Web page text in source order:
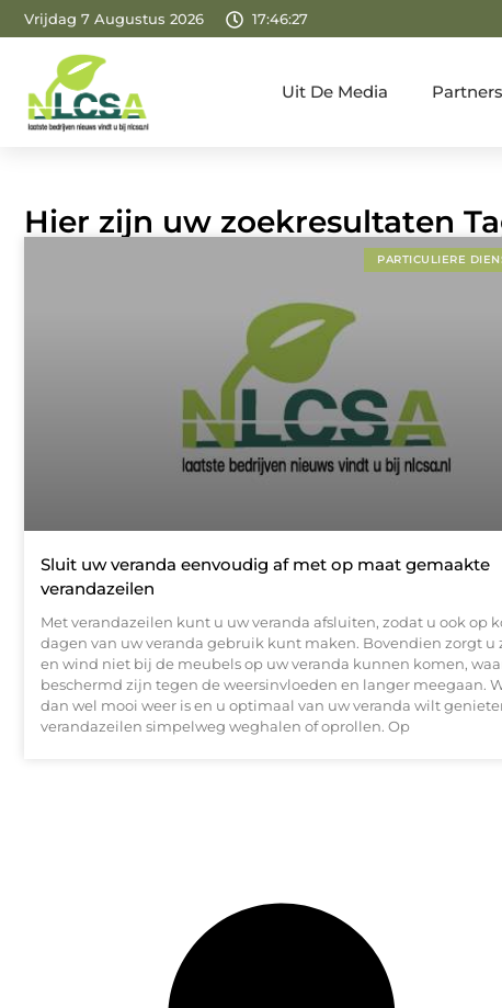
Vrijdag 7 Augustus 2026 17:46:28
Uit De Media Partners
Hier zijn uw zoekresultaten
PARTICULIERE
Sluit uw veranda eenvoudig af met op maat gemaakte
verandazeilen
Met verandazeilen kunt u uw veranda afsluiten, zodat u ook op
dagen van uw veranda gebruik kunt maken. Bovendien zorgt u
en wind niet bij de meubels op uw veranda kunnen komen,
beschermd zijn tegen de weersinvloeden en langer meegaan.
dan wel mooi weer is en u optimaal van uw veranda wilt
verandazeilen simpelweg weghalen of oprollen. Op